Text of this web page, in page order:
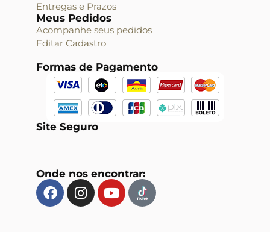
Entregas e Prazos
Meus Pedidos
Acompanhe seus pedidos
Editar Cadastro
Formas de Pagamento
Site Seguro
Onde nos encontrar: